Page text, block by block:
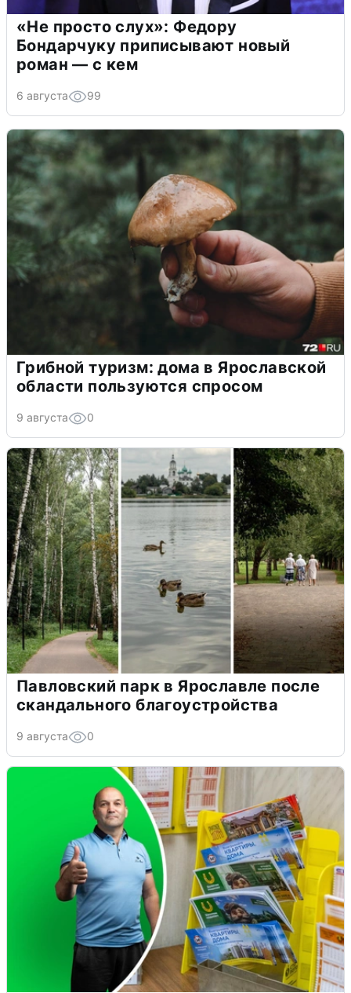
«Не просто слух»: Федору
Бондарчуку приписывают новый
роман — с кем
6 августа 99
Грибной туризм: дома в Ярославской
области пользуются спросом
9 августа 0
Павловский парк в Ярославле после
скандального благоустройства
9 августа 0